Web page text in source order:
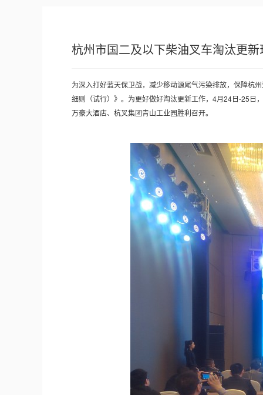
杭州市国二及以下柴油叉车淘汰更
为深入打好蓝天保卫战，减少移动源尾气污染排放，保障杭
细则（试行）》。为更好做好淘汰更新工作，4月24日-25日
万豪大酒店、杭叉集团青山工业园胜利召开。